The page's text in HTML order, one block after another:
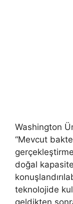
Washington
“Mevcut
doğal
teknolojide
geldikten